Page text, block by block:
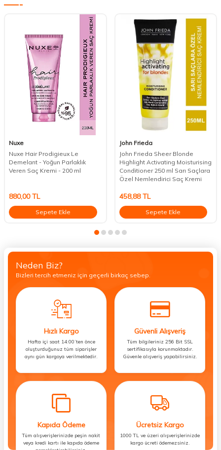
Nuxe
Nuxe Hair Prodigieux Le
Demelant - Yoğun Parlaklık
Veren Saç Kremi - 200 ml
880,00TL
Sepete Ekle
John Frieda
John Frieda Sheer Blonde
Highlight Activating Moisturising
Conditioner 250 ml Sarı Saçlara
Özel Nemlendirici Saç Kremi
458,88TL
Sepete Ekle
Neden Biz?
Bizleri tercih etmeniz için geçerli birkaç sebep.
Hızlı Kargo
Hafta içi saat 14:00’ten önce
oluşturduğunuz tüm siparişler
aynı gün kargoya verilmektedir.
Güvenli Alışveriş
Tüm bilgileriniz 256 Bit SSL
sertifikasıyla korunmaktadır.
Güvenle alışveriş yapabilirsiniz.
Kapıda Ödeme
Tüm alışverişlerinizde peşin nakit
veya kredi kartı ile kapıda ödeme
Ücretsiz Kargo
1000 TL ve üzeri alışverişlerinizde
kargo ücreti ödemezsiniz.